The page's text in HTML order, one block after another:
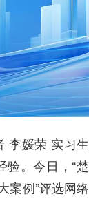
李媛荣 实习生
验。今日，“楚
案例”评选网络